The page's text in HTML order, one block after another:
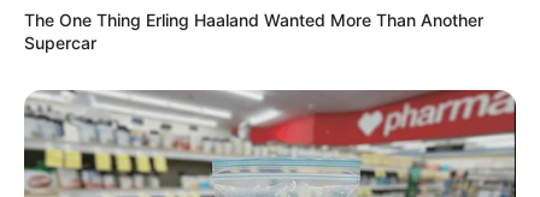
The One Thing Erling Haaland Wanted More Than Another
Supercar